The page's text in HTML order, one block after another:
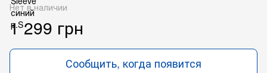
Нет в наличии
1 299 грн
Сообщить, когда появится